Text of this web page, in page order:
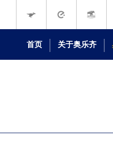
首页
关于奥乐齐